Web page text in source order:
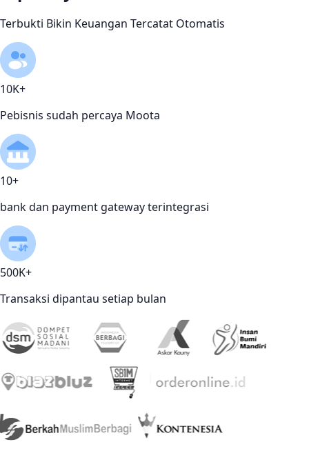
Terbukti Bikin Keuangan Tercatat Otomatis
10K+
Pebisnis sudah percaya Moota
10+
bank dan payment gateway terintegrasi
500K+
Transaksi dipantau setiap bulan